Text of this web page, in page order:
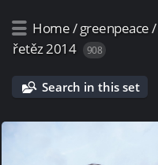
Home/greenpeace/
řetěz 2014
908
Search in this set